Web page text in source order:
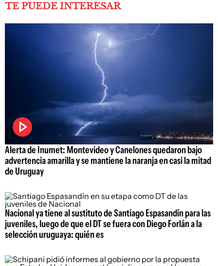
TE PUEDE INTERESAR
Alerta de Inumet: Montevideo y Canelones quedaron bajo
advertencia amarilla y se mantiene la naranja en casi la mitad
de Uruguay
Nacional ya tiene al sustituto de Santiago Espasandín para las
juveniles, luego de que el DT se fuera con Diego Forlán a la
selección uruguaya: quién es